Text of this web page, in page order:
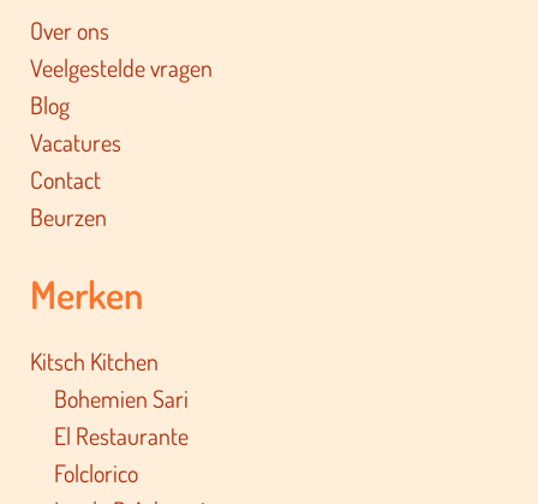
Over ons
Veelgestelde vragen
Blog
Vacatures
Contact
Beurzen
Merken
Kitsch Kitchen
Bohemien Sari
El Restaurante
Folclorico